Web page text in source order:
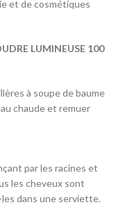
et de cosmétiques
LUMINEUSE 100
à soupe de baume
chaude et remuer
par les racines et
les cheveux sont
dans une serviette.